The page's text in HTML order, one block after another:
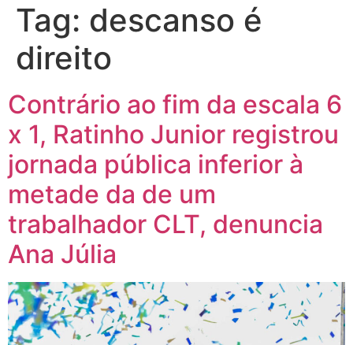
Tag: descanso é
direito
Contrário ao fim da escala 6
x 1, Ratinho Junior registrou
jornada pública inferior à
metade da de um
trabalhador CLT, denuncia
Ana Júlia